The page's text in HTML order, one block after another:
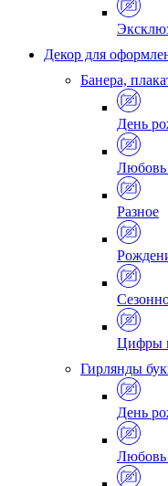
Декор для
Банера,
День
Любовь
Разное
Цифры
Гирлянды
День
Любовь